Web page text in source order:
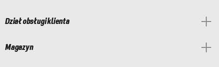
Dział obsługi klienta
Magazyn